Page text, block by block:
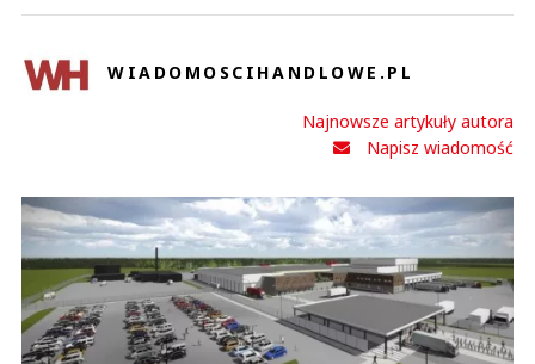
WIADOMOSCIHANDLOWE.PL
Najnowsze artykuły autora
Napisz wiadomość